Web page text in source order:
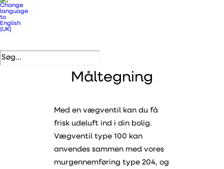
Måltegning
Med en vægventil kan du få
frisk udeluft ind i din bolig.
Vægventil type 100 kan
anvendes sammen med vores
murgennemføring type 204, og